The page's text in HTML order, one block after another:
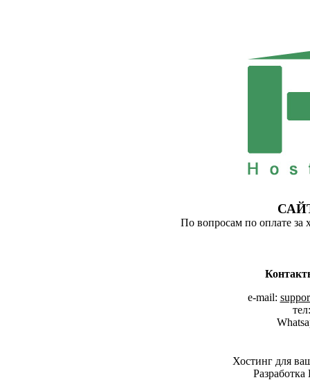
По вопросам по оплате за
e-mail:
Хостинг для